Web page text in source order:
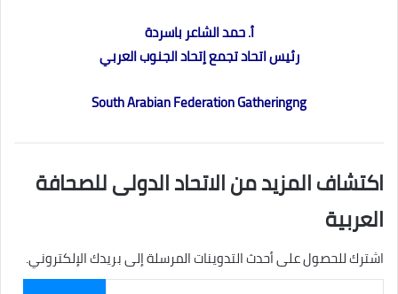
أ. حمد الشاعر باسردة
رئيس اتحاد تجمع إتحاد الجنوب العربي
South Arabian Federation Gatheringng
اكتشاف المزيد من الاتحاد الدولى للصحافة
العربية
اشترك للحصول على أحدث التدوينات المرسلة إلى بريدك الإلكتروني.